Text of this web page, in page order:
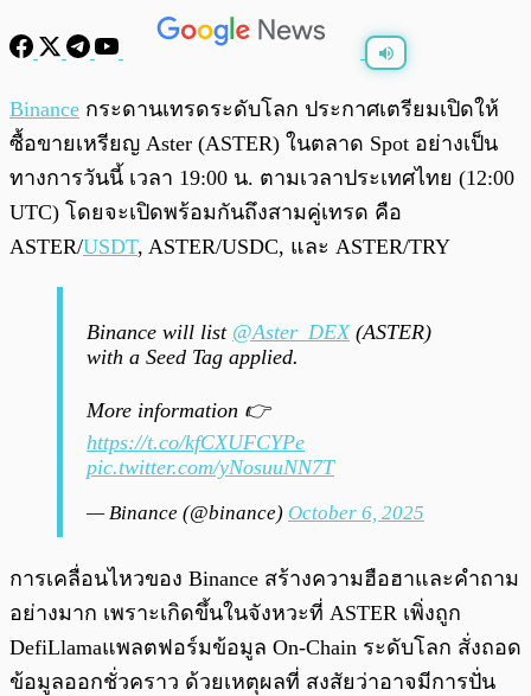
0:00 /0:00
Binance กระดานเทรดระดับโลก ประกาศเตรียมเปิดให้
ซื้อขายเหรียญ Aster (ASTER) ในตลาด Spot อย่างเป็น
ทางการวันนี้ เวลา 19:00 น. ตามเวลาประเทศไทย (12:00
UTC) โดยจะเปิดพร้อมกันถึงสามคู่เทรด คือ
ASTER/USDT, ASTER/USDC, และ ASTER/TRY
Binance will list @Aster_DEX(ASTER)
with a Seed Tag applied.
More information 👉
https://t.co/kfCXUFCYPe
pic.twitter.com/yNosuuNN7T
— Binance (@binance) October 6, 2025
การเคลื่อนไหวของ Binance สร้างความฮือฮาและคำถาม
อย่างมาก เพราะเกิดขึ้นในจังหวะที่ ASTER เพิ่งถูก
DefiLlamaแพลตฟอร์มข้อมูล On-Chain ระดับโลก สั่งถอด
ข้อมูลออกชั่วคราว ด้วยเหตุผลที่ สงสัยว่าอาจมีการปั่น